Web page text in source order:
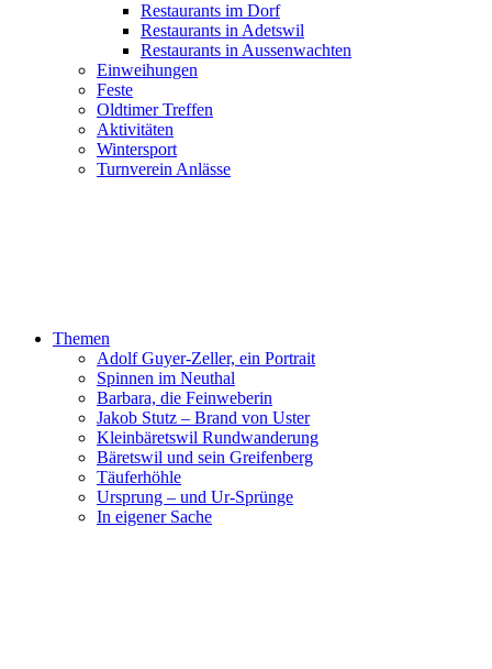
Restaurants im Dorf
Restaurants in Adetswil
Restaurants in Aussenwachten
Einweihungen
Feste
Oldtimer Treffen
Aktivitäten
Wintersport
Turnverein Anlässe
Themen
Adolf Guyer-Zeller, ein Portrait
Spinnen im Neuthal
Barbara, die Feinweberin
Jakob Stutz – Brand von Uster
Kleinbäretswil Rundwanderung
Bäretswil und sein Greifenberg
Täuferhöhle
Ursprung – und Ur-Sprünge
In eigener Sache